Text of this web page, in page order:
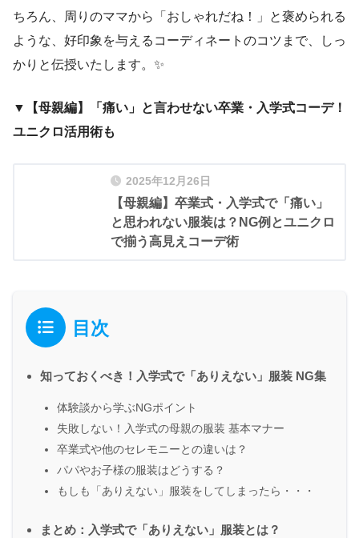
ちろん、周りのママから「おしゃれだね！」と褒められる
ような、好印象を与えるコーディネートのコツまで、しっ
かりと伝授いたします。✨
▼【母親編】「痛い」と言わせない卒業・入学式コーデ！
ユニクロ活用術も
2025年12月26日
【母親編】卒業式・入学式で「痛い」
と思われない服装は？NG例とユニクロ
で揃う高見えコーデ術
目次
知っておくべき！入学式で「ありえない」服装 NG集
体験談から学ぶNGポイント
失敗しない！入学式の母親の服装 基本マナー
卒業式や他のセレモニーとの違いは？
パパやお子様の服装はどうする？
もしも「ありえない」服装をしてしまったら・・・
まとめ：入学式で「ありえない」服装とは？